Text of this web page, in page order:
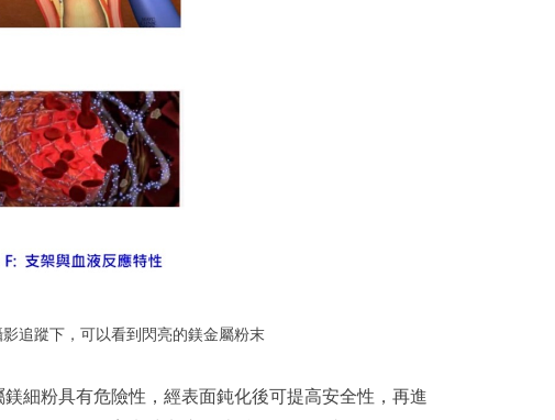
追蹤下，可以看到閃亮的鎂金屬粉末
細粉具有危險性，經表面鈍化後可提高安全性，再進